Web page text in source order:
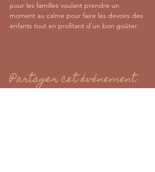
pour les familles voulant prendre un
moment au calme pour faire les devoirs des
enfants tout en profitant d'un bon goûter.
Partager cet événement